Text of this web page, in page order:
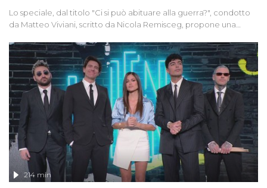
Lo speciale, dal titolo "Ci si può abituare alla guerra?", condotto
da Matteo Viviani, scritto da Nicola Remisceg, propone una
di settore - su quanto la guerra sia diventata una realtà pervasiva.
Anche se l'Italia non è direttamente coinvolta in conflitti armati, il
contesto globale rende impossibile considerarla un fenomeno
lontano.
214 min